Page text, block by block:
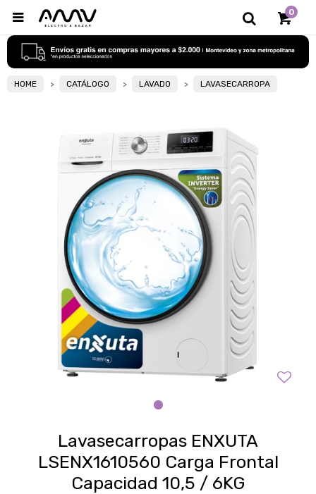
0

HOME CATÁLOGO LAVADO LAVASECARROPA
Lavasecarropas ENXUTA
LSENX1610560 Carga Frontal
Capacidad 10,5 / 6KG